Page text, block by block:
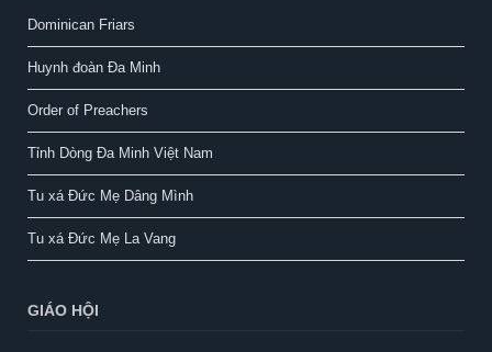
Dominican Friars
Huynh đoàn Đa Minh
Order of Preachers
Tỉnh Dòng Đa Minh Việt Nam
Tu xá Đức Mẹ Dâng Mình
Tu xá Đức Mẹ La Vang
GIÁO HỘI